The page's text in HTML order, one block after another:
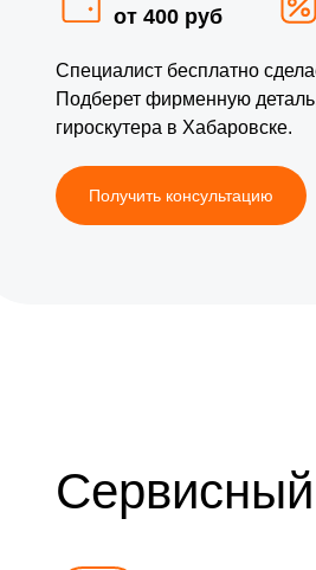
от 400 руб
Специалист бесплатно
Подберет фирменную
гироскутера в Хабаровске.
Получить консультацию